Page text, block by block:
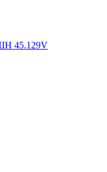
45.129V